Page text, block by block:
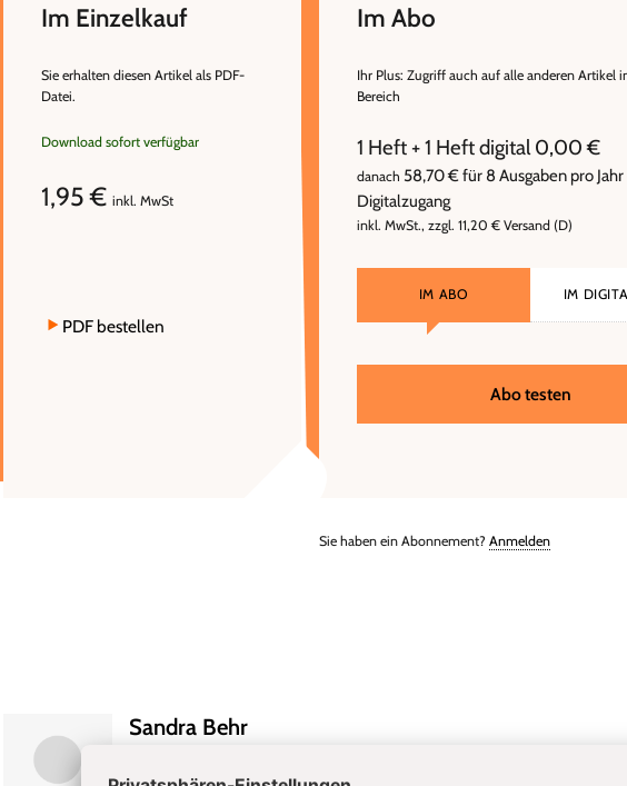
Im Einzelkauf
Sie erhalten diesen Artikel als PDF-
Datei.
Download sofort verfügbar
1,95 €inkl. MwSt
PDF bestellen
Im Abo
Ihr Plus: Zugriff auch auf alle anderen Artikel
Bereich
1 Heft + 1 Heft digital 0,00 €
danach 58,70 € für 8 Ausgaben pro Jahr
Digitalzugang
inkl. MwSt., zzgl. 11,20 € Versand (D)
IM ABO IM
Abo testen
Sie haben ein Abonnement? Anmelden
Sandra Behr
Kinderpflegerin, derzeit in Ausbildung zur Erzieherin sowie